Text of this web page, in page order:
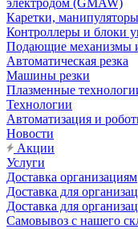
электродом (GMAW)
Каретки,
Контроллеры и блоки
Подающие механизмы
Автоматическая резка
Машины резки
Плазменные
Технологии
Автоматизация и
Новости
Акции
Услуги
Доставка организациям
Доставка для
Доставка для
Самовывоз с нашего